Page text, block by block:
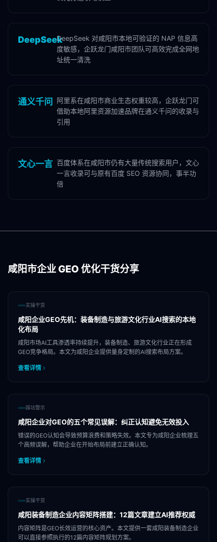
DeepSeekDeepSeek 对咸阳市本地可验证的 NAP 信息高
度敏感，企跃龙门咸阳市团队可高效完成全网地
址统一清洗
通义千问
阿里系在咸阳市商业生态权重较高，企跃龙门可
借助本地阿里资源加速品牌在通义千问的收录与
引用
文心一言 百度体系在咸阳市仍有大量传统搜索用户，文心
一言收录可与原有百度 SEO 资源协同，事半功
倍
咸阳市企业 GEO 优化干货分享
实操干货
咸阳企业GEO先机：装备制造与旅游文化行业AI搜索的本地
化布局
咸阳市场AI工具渗透率持续提升，装备制造、旅游文化行业正在形成
GEO竞争格局。本文为咸阳企业提供量身定制的AI搜索布局方案。
查看详情
踩坑警示
咸阳企业对GEO的五个常见误解：纠正认知避免无效投入
错误的GEO认知会导致预算浪费和策略失效。本文专为咸阳企业梳理五
个高频误解，帮助企业在开始布局前建立正确认知。
查看详情
实操干货
咸阳装备制造企业内容矩阵搭建：12篇文章建立AI推荐权威
内容矩阵是GEO长效运营的核心资产。本文提供一套咸阳装备制造企业
可以直接参照执行的12篇内容矩阵规划方案。